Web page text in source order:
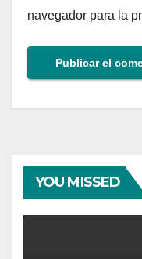
navegador para la
YOU MISSED